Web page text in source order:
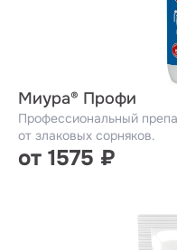
Миура® Профи
Профессиональный
от злаковых сорняков.
от 1575 ₽